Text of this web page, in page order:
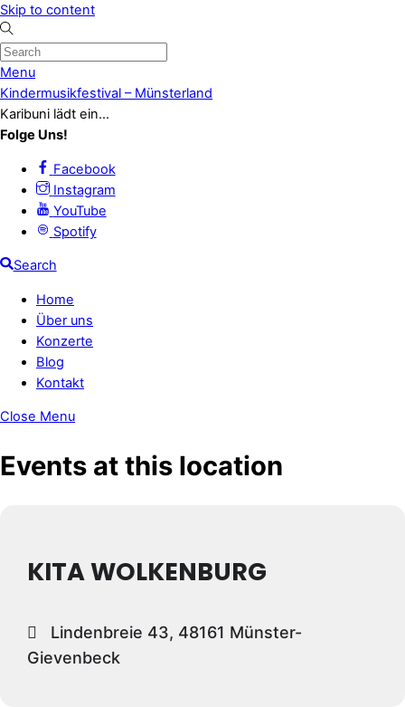
Skip to content
Menu
Kindermusikfestival – Münsterland
Karibuni lädt ein...
Folge Uns!
Facebook
Instagram
YouTube
Spotify
Search
Home
Über uns
Konzerte
Blog
Kontakt
Close Menu
Events at this location
KITA WOLKENBURG
Lindenbreie 43, 48161 Münster-
Gievenbeck